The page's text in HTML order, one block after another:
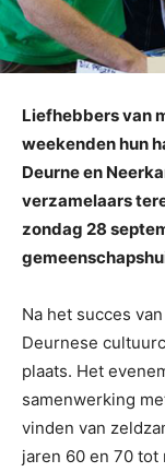
Liefhebbers van
weekenden hun
Deurne en
verzamelaars
zondag 28
Na het succes
Deurnese
plaats. Het
samenwerking
vinden van
jaren 60 en 70 tot